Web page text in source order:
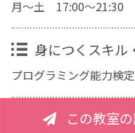
月～土 17:00～21:30
身につくスキル
プログラミング能力検定
この教室